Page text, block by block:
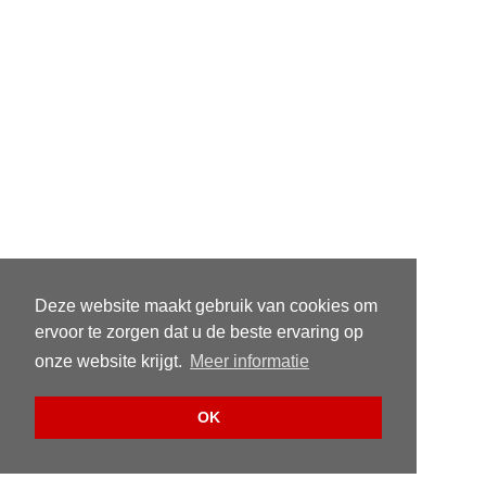
Deze website maakt gebruik van cookies om
ervoor te zorgen dat u de beste ervaring op
onze website krijgt. Meer informatie
OK